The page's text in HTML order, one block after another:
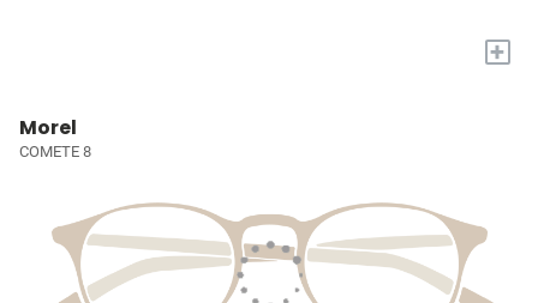
+
Morel
COMETE 8